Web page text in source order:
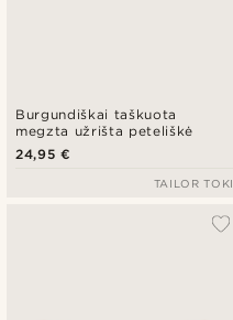
Burgundiškai taškuota
megzta užrišta peteliškė
24,95 €
TAILOR TOKI